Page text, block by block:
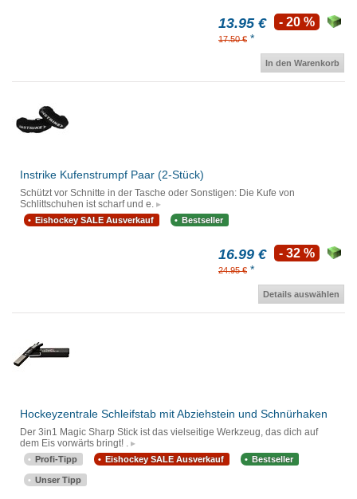
13.95 €
17.50 € *
- 20 %
In den Warenkorb
Instrike Kufenstrumpf Paar (2-Stück)
Schützt vor Schnitte in der Tasche oder Sonstigen: Die Kufe von
Schlittschuhen ist scharf und e.
Eishockey SALE Ausverkauf Bestseller
16.99 €
24.95 € *
- 32 %
Details auswählen
Hockeyzentrale Schleifstab mit Abziehstein und Schnürhaken
Der 3in1 Magic Sharp Stick ist das vielseitige Werkzeug, das dich auf
dem Eis vorwärts bringt! .
Profi-Tipp Eishockey SALE Ausverkauf Bestseller
Unser Tipp